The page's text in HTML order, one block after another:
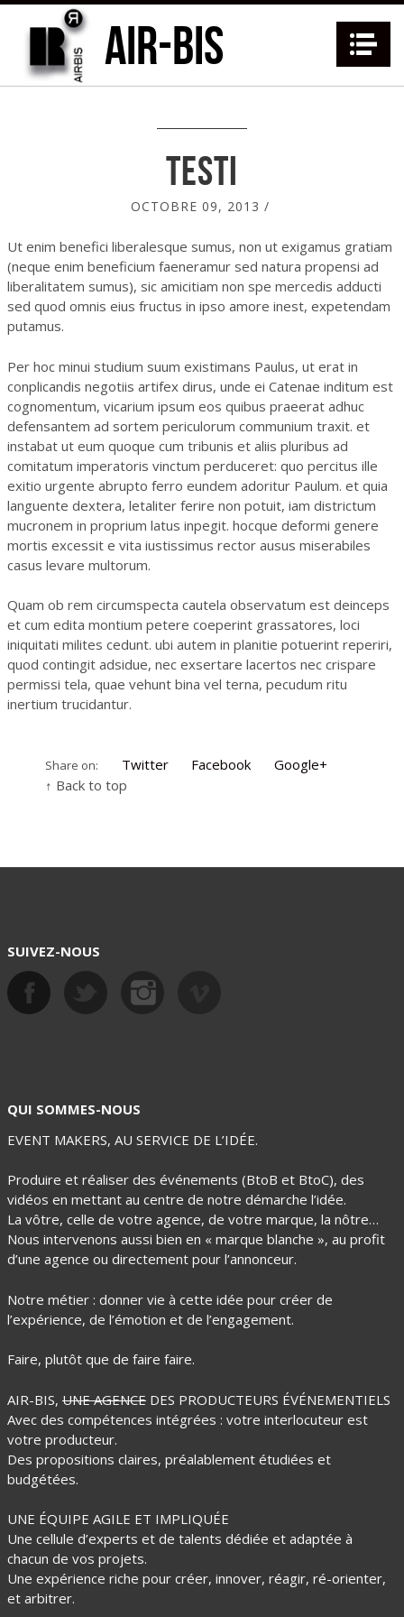
AIR-BIS
Testi
OCTOBRE 09, 2013 /
Ut enim benefici liberalesque sumus, non ut exigamus gratiam
(neque enim beneficium faeneramur sed natura propensi ad
liberalitatem sumus), sic amicitiam non spe mercedis adducti
sed quod omnis eius fructus in ipso amore inest, expetendam
putamus.
Per hoc minui studium suum existimans Paulus, ut erat in
conplicandis negotiis artifex dirus, unde ei Catenae inditum est
cognomentum, vicarium ipsum eos quibus praeerat adhuc
defensantem ad sortem periculorum communium traxit. et
instabat ut eum quoque cum tribunis et aliis pluribus ad
comitatum imperatoris vinctum perduceret: quo percitus ille
exitio urgente abrupto ferro eundem adoritur Paulum. et quia
languente dextera, letaliter ferire non potuit, iam districtum
mucronem in proprium latus inpegit. hocque deformi genere
mortis excessit e vita iustissimus rector ausus miserabiles
casus levare multorum.
Quam ob rem circumspecta cautela observatum est deinceps
et cum edita montium petere coeperint grassatores, loci
iniquitati milites cedunt. ubi autem in planitie potuerint reperiri,
quod contingit adsidue, nec exsertare lacertos nec crispare
permissi tela, quae vehunt bina vel terna, pecudum ritu
inertium trucidantur.
Share on: Twitter Facebook
Google+
↑ Back to top
SUIVEZ-NOUS
QUI SOMMES-NOUS
EVENT MAKERS, AU SERVICE DE L’IDÉE.
Produire et réaliser des événements (BtoB et BtoC), des
vidéos en mettant au centre de notre démarche l’idée.
La vôtre, celle de votre agence, de votre marque, la nôtre…
Nous intervenons aussi bien en « marque blanche », au profit
d’une agence ou directement pour l’annonceur.
Notre métier : donner vie à cette idée pour créer de
l’expérience, de l’émotion et de l’engagement.
Faire, plutôt que de faire faire.
AIR-BIS, UNE AGENCEDES PRODUCTEURS ÉVÉNEMENTIELS
Avec des compétences intégrées : votre interlocuteur est
votre producteur.
Des propositions claires, préalablement étudiées et
budgétées.
UNE ÉQUIPE AGILE ET IMPLIQUÉE
Une cellule d’experts et de talents dédiée et adaptée à
chacun de vos projets.
Une expérience riche pour créer, innover, réagir, ré-orienter,
et arbitrer.